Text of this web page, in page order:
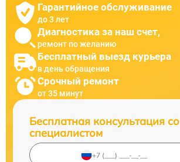
Гарантийное обслуживание
до 3 лет
Диагностика за наш счет,
ремонт по желанию
Бесплатный выезд курьера
в день обращения
Срочный ремонт
от 35 минут
Бесплатная консультация со
специалистом